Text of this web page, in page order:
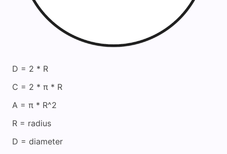
D = 2 * R
C = 2 * π * R
A = π * R^2
R = radius
D = diameter